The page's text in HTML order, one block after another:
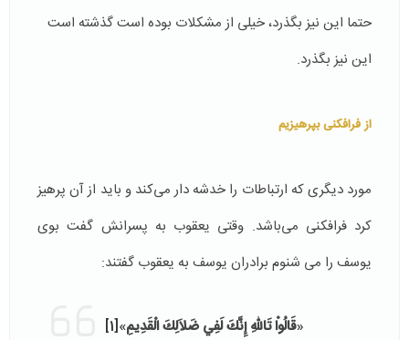
حتما این نیز بگذرد، خیلی از مشکلات بوده است گذشته است
این نیز بگذرد.
از فرافکنی بپرهیزیم
مورد دیگری که ارتباطات را خدشه دار می‌کند و باید از آن پرهیز
کرد فرافکنی می‌باشد. وقتی یعقوب به پسرانش گفت بوی
یوسف را می شنوم برادران یوسف به یعقوب گفتند:
«قَالُواْ تَاللّهِ إِنَّكَ لَفِي ضَلاَلِكَ الْقَدِيمِ»
[1]